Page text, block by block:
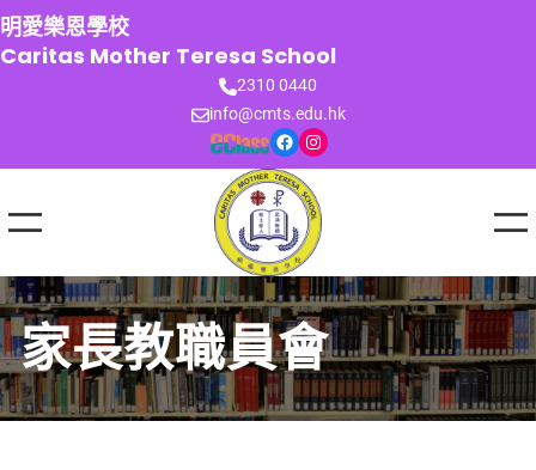
跳
至
主
明愛樂恩學校
Caritas Mother Teresa School
2310 0440
info@cmts.edu.hk
Facebook Instagram
家長教職員會